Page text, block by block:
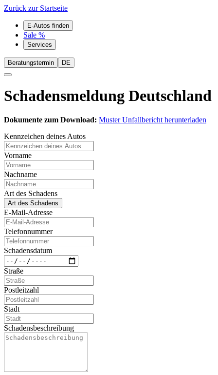
Zurück zur Startseite
E-Autos finden
Sale %
Services
Beratungstermin DE
Schadensmeldung Deutschland
Dokumente zum Download: Muster Unfallbericht herunterladen
Kennzeichen deines Autos
Vorname
Nachname
Art des Schadens
Art des Schadens
E-Mail-Adresse
Telefonnummer
Schadensdatum
Straße
Postleitzahl
Stadt
Schadensbeschreibung